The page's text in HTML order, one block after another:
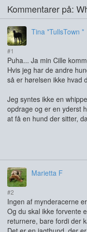
Kommentarer på:
Tina *TullsTown *
#1
Puha... Ja min Cille
Hvis jeg har de andre
så er hørelsen ikke hvad
Jeg syntes ikke en
opdrage og er en yderst
at få en hund der sitter,
Marietta F
#2
Ingen af mynderacerne
Og du skal ikke forvente
returnere, bare fordi der